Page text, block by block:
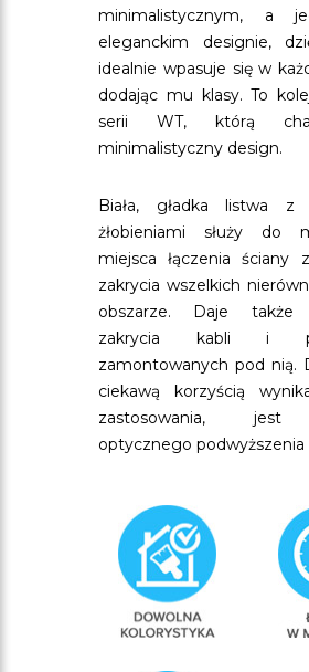
minimalistycznym, a
eleganckim designie,
idealnie wpasuje się w
dodając mu klasy. To
serii WT, którą
minimalistyczny design.
Biała, gładka listwa z
żłobieniami służy do
miejsca łączenia
zakrycia wszelkich
obszarze. Daje także
zakrycia kabli i
zamontowanych pod nią.
ciekawą korzyścią
zastosowania, jest
optycznego podwyższenia